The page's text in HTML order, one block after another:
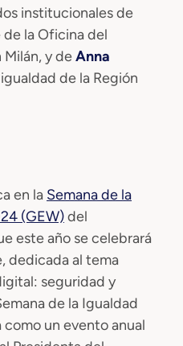
institucionales de
de la Oficina del
Milán, y deAnna
de la Región
en la Semana de la
(GEW)del
este año se celebrará
dedicada al tema
seguridad y
de la Igualdad
un evento anual